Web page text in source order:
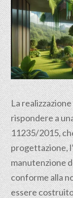
La
rispondere a
11235/2015,
progettazione,
manutenzione
conforme alla
essere